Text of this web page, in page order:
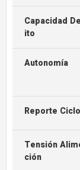
Capacidad
Ito
Autonomía
Reporte
Tensión
Ción